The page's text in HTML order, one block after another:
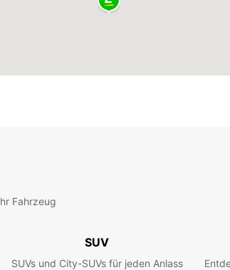
Fahrzeug
SUV
SUVs und City-SUVs für jeden Anlass